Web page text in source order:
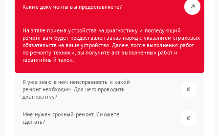
Какие документы вы предоставляете?
На этапе приема устройства на диагностику и последующий
ремонт вам будет предоставлен заказ-наряд с указанием страховых
обязательств на ваше устройство. Далее, после выполнения работ
по ремонту техники, вы получите акт выполненных работ и
гарантийный талон.
Я уже знаю в чем неисправность и какой
ремонт необходим. Для чего проводить
диагностику?
Мне нужен срочный ремонт. Сможете
сделать?